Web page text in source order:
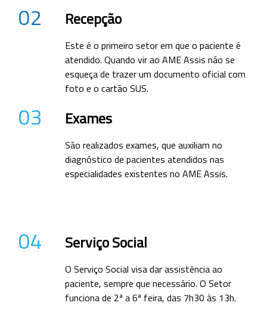
02 Recepção
Este é o primeiro setor em que o paciente é
atendido. Quando vir ao AME Assis não se
esqueça de trazer um documento oficial com
foto e o cartão SUS.
03 Exames
São realizados exames, que auxiliam no
diagnóstico de pacientes atendidos nas
especialidades existentes no AME Assis.
04 Serviço Social
O Serviço Social visa dar assistência ao
paciente, sempre que necessário. O Setor
funciona de 2ª a 6ª feira, das 7h30 às 13h.